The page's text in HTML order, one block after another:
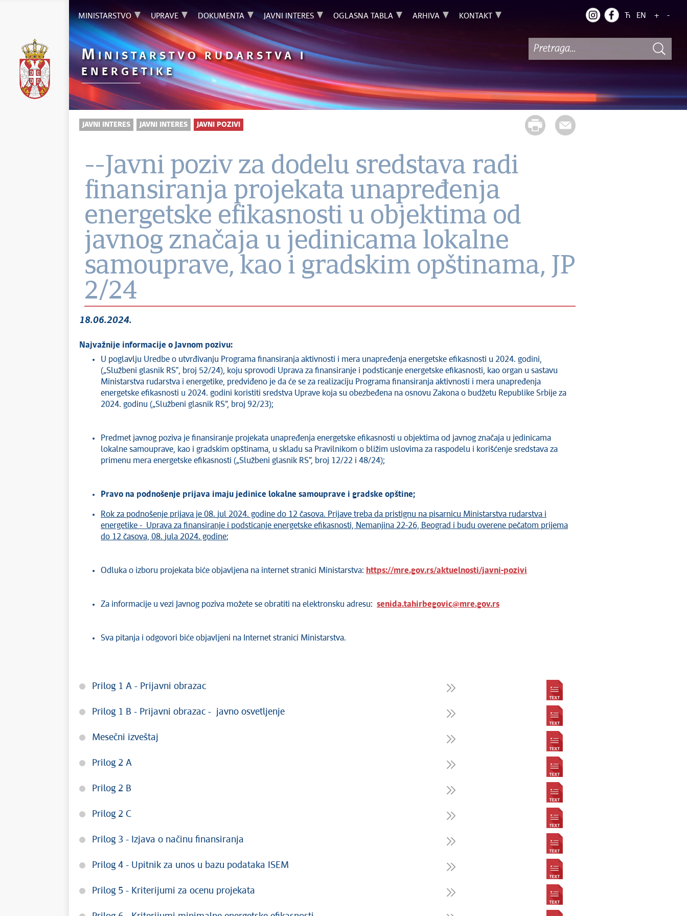
MINISTARSTVO UPRAVE DOKUMENTA JAVNI INTERES OGLASNA TABLA ARHIVA KONTAKT Ћ EN + -
MINISTARSTVO RUDARSTVA I
ENERGETIKE
JAVNI INTERES JAVNI INTERES JAVNI POZIVI
--Javni poziv za dodelu sredstava radi
finansiranja projekata unapređenja
energetske efikasnosti u objektima od
javnog značaja u jedinicama lokalne
samouprave, kao i gradskim opštinama, JP
2/24
18.06.2024.
Najvažnije informacije o Javnom pozivu:
U poglavlju Uredbe o utvrđivanju Programa finansiranja aktivnosti i mera unapređenja energetske efikasnosti u 2024. godini,
(„Službeni glasnik RSˮ, broj 52/24), koju sprovodi Uprava za finansiranje i podsticanje energetske efikasnosti, kao organ u sastavu
Ministarstva rudarstva i energetike, predviđeno je da će se za realizaciju Programa finansiranja aktivnosti i mera unapređenja
energetske efikasnosti u 2024. godini koristiti sredstva Uprave koja su obezbeđena na osnovu Zakona o budžetu Republike Srbije za
2024. godinu („Službeni glasnik RS”, broj 92/23);
Predmet javnog poziva je finansiranje projekata unapređenja energetske efikasnosti u objektima od javnog značaja u jedinicama
lokalne samouprave, kao i gradskim opštinama, u skladu sa Pravilnikom o bližim uslovima za raspodelu i korišćenje sredstava za
primenu mera energetske efikasnosti („Službeni glasnik RS”, broj 12/22 i 48/24);
Pravo na podnošenje prijava imaju jedinice lokalne samouprave i gradske opštine;
Rok za podnošenje prijava je 08. jul 2024. godine do 1 2 časova. Prijave treba da pristignu na pisarnicu Ministarstva rudarstva i
energetike - Uprava za finansiranje i podsticanje energetske efikasnosti, Nemanjina 22-26, Beograd i budu overene pečatom prijema
do 1 2 časova, 08. jula 2024. godine;
Odluka o izboru projekata biće objavljena na internet stranici Ministarstva: https://mre.gov.rs/aktuelnosti/javni-pozivi
Za informacije u vezi Javnog poziva možete se obratiti na elektronsku adresu: senida.tahirbegovic@mre.gov.rs
Sva pitanja i odgovori biće objavljeni na Internet stranici Ministarstva.
Prilog 1 A - Prijavni obrazac
Prilog 1 B - Prijavni obrazac - javno osvetljenje
Mesečni izveštaj
Prilog 2 A
Prilog 2 B
Prilog 2 C
Prilog 3 - Izjava o načinu finansiranja
Prilog 4 - Upitnik za unos u bazu podataka ISEM
Prilog 5 - Kriterijumi za ocenu projekata